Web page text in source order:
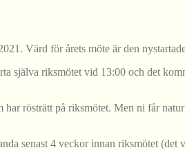
Värd för årets möte är den
själva riksmötet vid 13:00 och det
rösträtt på riksmötet. Men ni får
senast 4 veckor innan riksmötet (det